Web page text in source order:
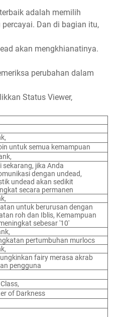
adalah memilih
Dan di bagian itu,
akan mengkhianatinya.
perubahan dalam
Status Viewer,
untuk semua kemampuan
sekarang, jika Anda
dengan undead,
undead akan sedikit
secara permanen
untuk berurusan dengan
roh dan Iblis, Kemampuan
sebesar '10'
pertumbuhan murlocs
fairy merasa akrab
pengguna
of Darkness